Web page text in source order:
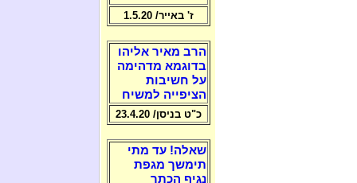
ז' באייר/ 1.5.20
הרב מאיר אליהו
בדוגמא מדהימה
על חשיבות
הציפייה למשיח
כ"ט בניסן/ 23.4.20
שאלה! עד מתי
תימשך מגפת
נגיף הכתר